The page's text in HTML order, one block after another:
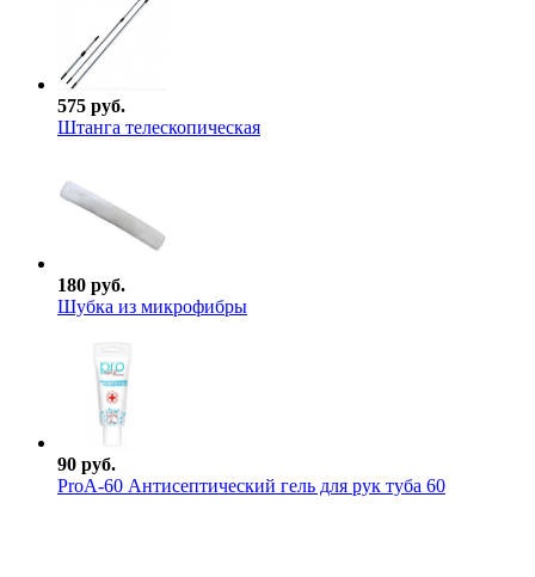
575 руб.
Штанга телескопическая
180 руб.
Шубка из микрофибры
90 руб.
ProА-60 Антисептический гель для рук туба 60